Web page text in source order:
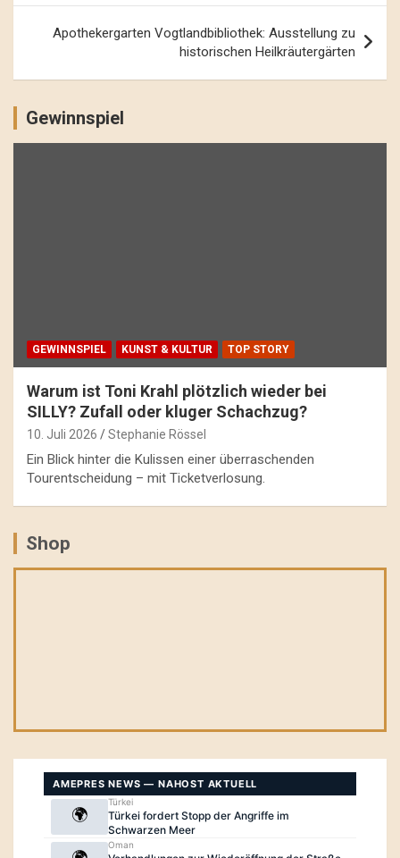
Apothekergarten Vogtlandbibliothek: Ausstellung zu
historischen Heilkräutergärten
Gewinnspiel
GEWINNSPIEL KUNST & KULTUR TOP STORY
Warum ist Toni Krahl plötzlich wieder bei
SILLY? Zufall oder kluger Schachzug?
10. Juli 2026 Stephanie Rössel
Ein Blick hinter die Kulissen einer überraschenden
Tourentscheidung – mit Ticketverlosung.
Shop